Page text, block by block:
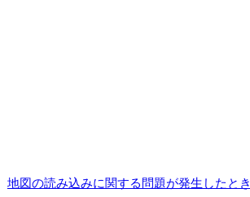
地図の読み込みに関する問題が発生したとき